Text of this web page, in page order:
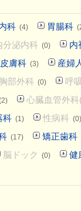
科 (4) 胃腸科
分泌内科 (0) 内
皮膚科 (3) 産婦
胸部外科 (0) 呼
心臓血管外
科 (1) 性病科 (0)
(17) 矯正歯科
脳ドック (0) 健